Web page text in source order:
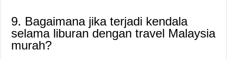
9. Bagaimana jika terjadi kendala
selama liburan dengan travel Malaysia
murah?